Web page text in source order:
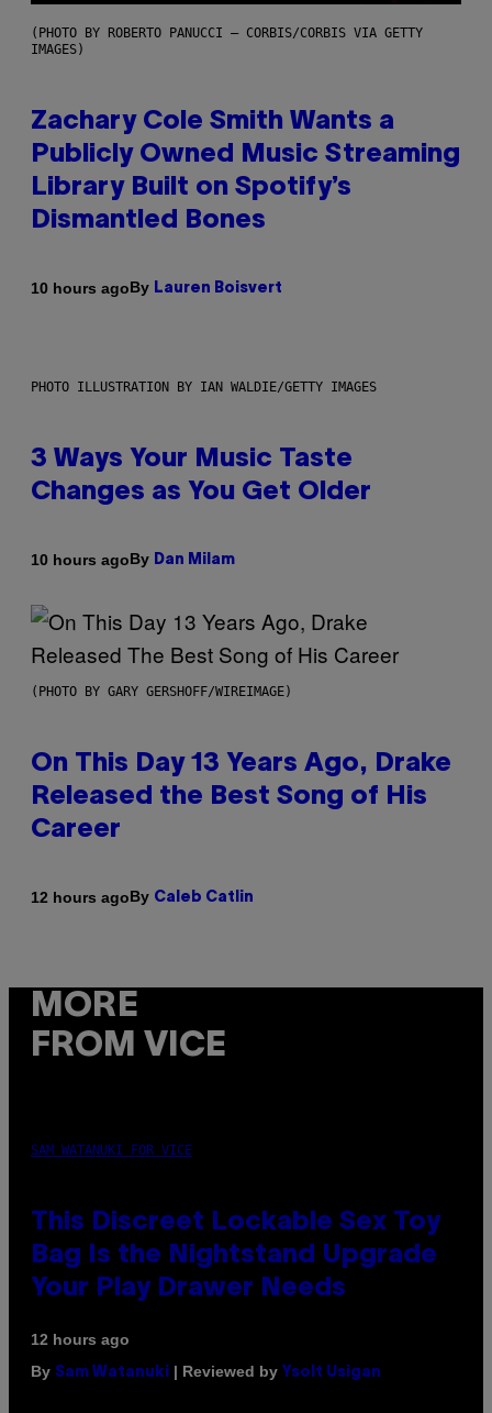
(PHOTO BY ROBERTO PANUCCI – CORBIS/CORBIS VIA GETTY
IMAGES)
Zachary Cole Smith Wants a
Publicly Owned Music Streaming
Library Built on Spotify’s
Dismantled Bones
10 hours agoBy Lauren Boisvert
PHOTO ILLUSTRATION BY IAN WALDIE/GETTY IMAGES
3 Ways Your Music Taste
Changes as You Get Older
10 hours agoBy Dan Milam
(PHOTO BY GARY GERSHOFF/WIREIMAGE)
On This Day 13 Years Ago, Drake
Released the Best Song of His
Career
12 hours agoBy Caleb Catlin
MORE
FROM VICE
SAM WATANUKI FOR VICE
This Discreet Lockable Sex Toy
Bag Is the Nightstand Upgrade
Your Play Drawer Needs
12 hours ago
By Sam Watanuki | Reviewed by Ysolt Usigan